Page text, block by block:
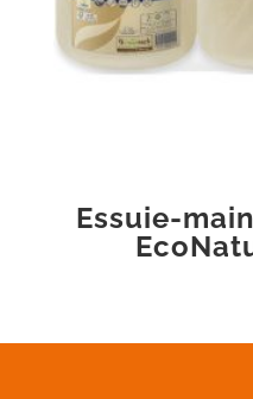
Essuie-